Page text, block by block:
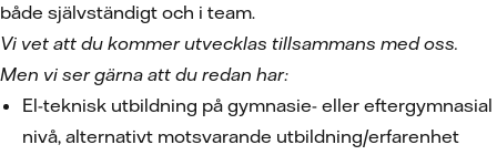
både självständigt och i team.
Vi vet att du kommer utvecklas tillsammans med oss.
Men vi ser gärna att du redan har:
El-teknisk utbildning på gymnasie- eller eftergymnasial
nivå, alternativt motsvarande utbildning/erfarenhet